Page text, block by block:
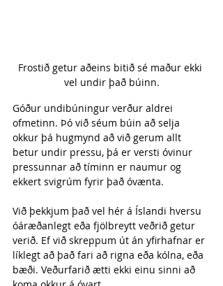
Frostið getur aðeins bitið sé maður ekki
vel undir það búinn.
Góður undibúningur verður aldrei
ofmetinn. Þó við séum búin að selja
okkur þá hugmynd að við gerum allt
betur undir pressu, þá er versti óvinur
pressunnar að tíminn er naumur og
ekkert svigrúm fyrir það óvænta.
Við þekkjum það vel hér á Íslandi hversu
óáræðanlegt eða fjölbreytt veðrið getur
verið. Ef við skreppum út án yfirhafnar er
líklegt að það fari að rigna eða kólna, eða
bæði. Veðurfarið ætti ekki einu sinni að